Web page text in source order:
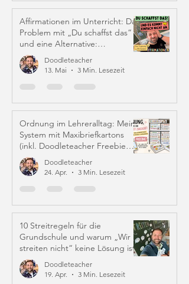
Affirmationen im Unterricht: Das
Problem mit „Du schaffst das“
und eine Alternative:
Iffirmationen (!)
Doodleteacher
13. Mai
3 Min. Lesezeit
Ordnung im Lehreralltag: Mein
System mit Maxibriefkartons
(inkl. Doodleteacher Freebie
Labels) Doodleteacher
24. Apr.
3 Min. Lesezeit
10 Streitregeln für die
Grundschule und warum „Wir
streiten nicht“ keine Lösung ist
Doodleteacher
19. Apr.
3 Min. Lesezeit